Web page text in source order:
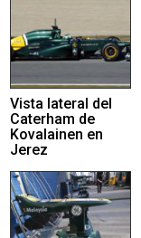
Vista lateral del
Caterham de
Kovalainen en
Jerez